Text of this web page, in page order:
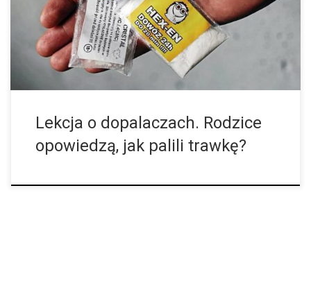
jest to, aby rodzice sami opowiadali swoim dzieciom o
doświadczeniach, jakie mieli z dopalaczami. Dyrektorzy szkół […]
Lekcja o dopalaczach. Rodzice
opowiedzą, jak palili trawkę?